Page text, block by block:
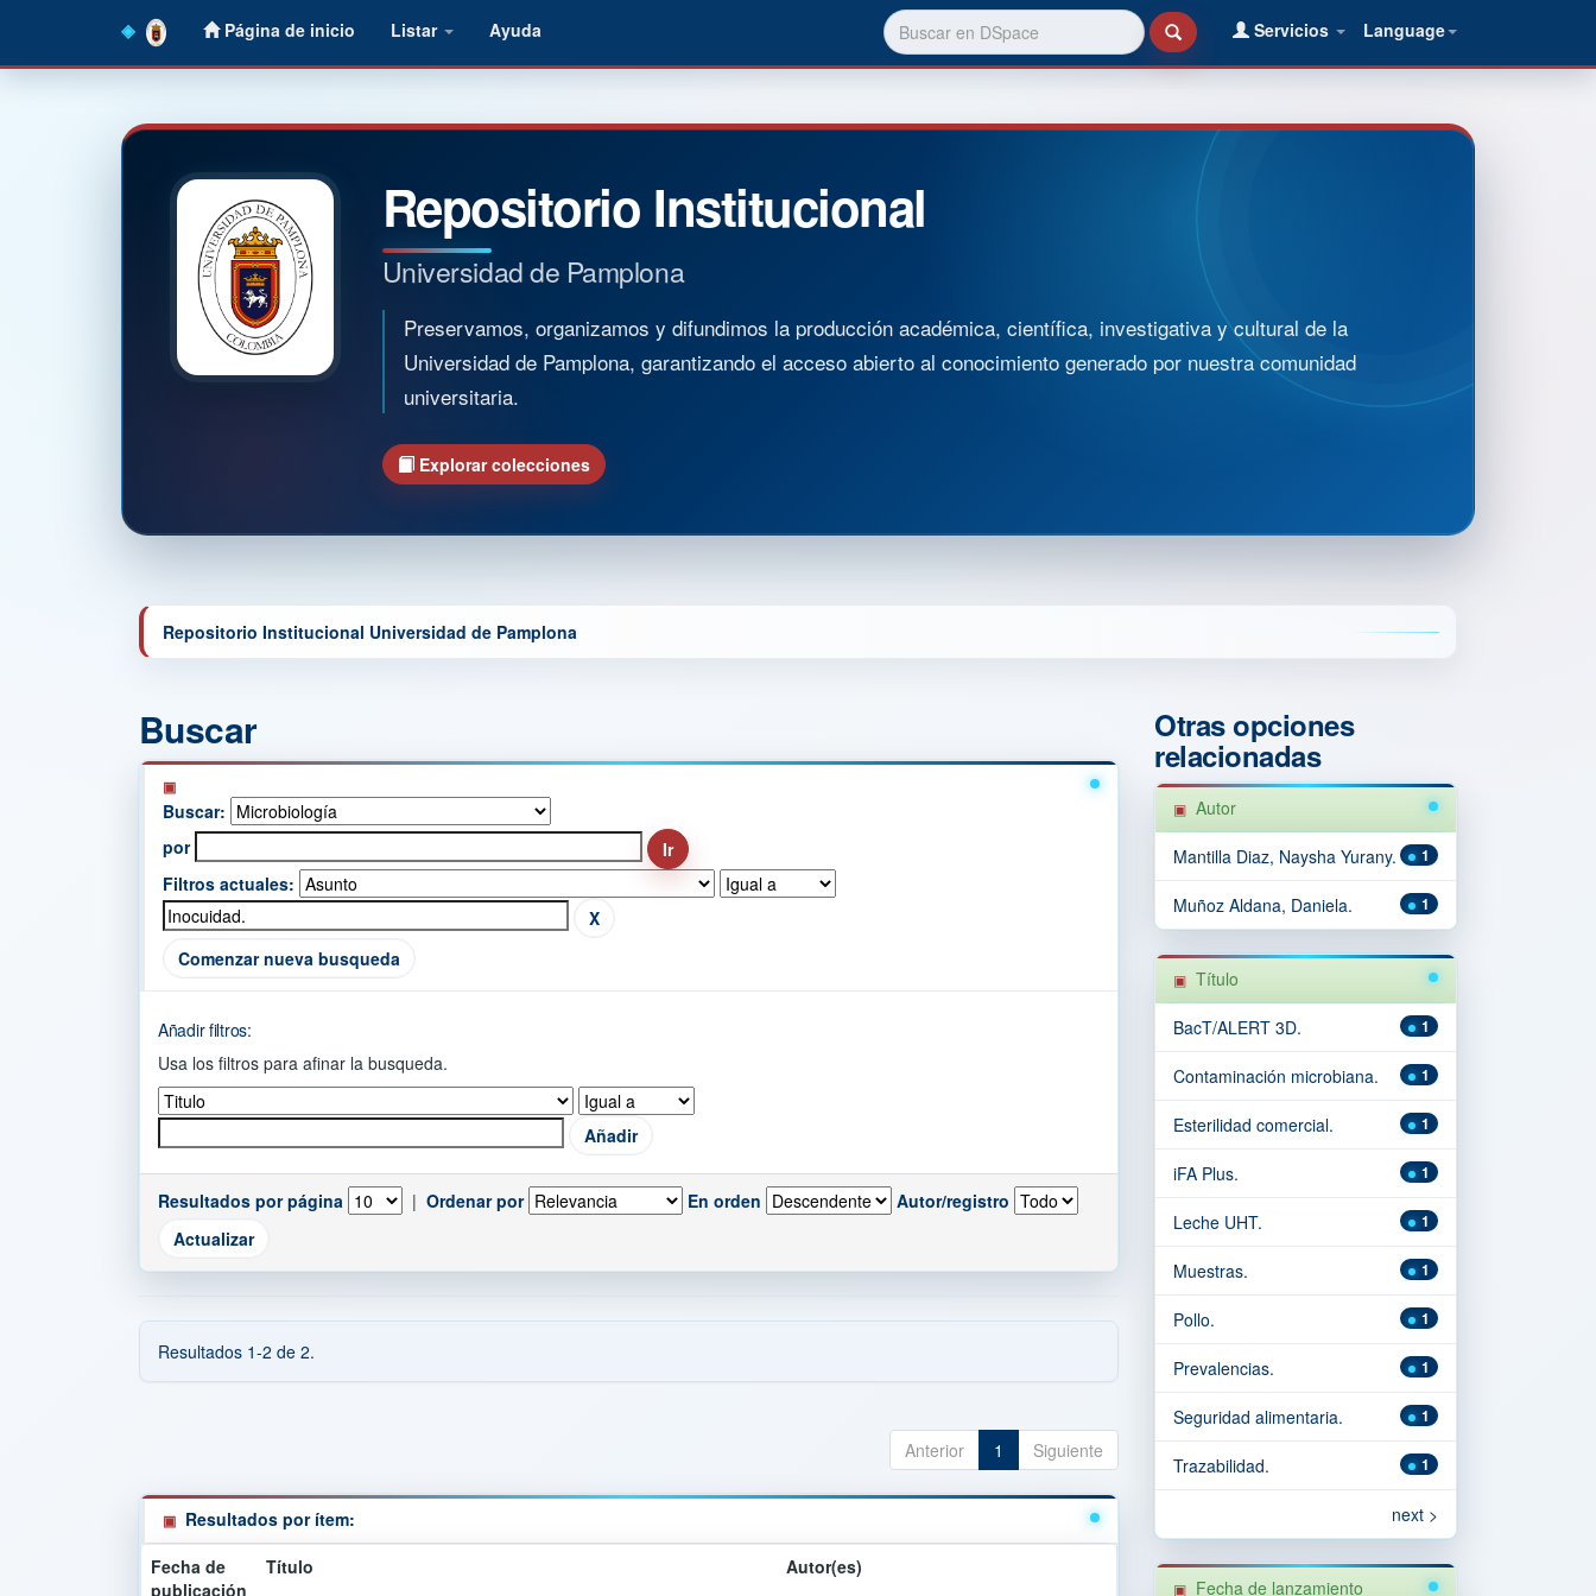
Página de inicio Listar Ayuda Language
Servicios
Repositorio Institucional
Universidad de Pamplona
Preservamos, organizamos y difundimos la producción académica, científica, investigativa y cultural de la
Universidad de Pamplona, garantizando el acceso abierto al conocimiento generado por nuestra comunidad
universitaria.
Explorar colecciones
Repositorio Institucional Universidad de Pamplona
Buscar
Buscar:
por
Filtros actuales:
Comenzar nueva busqueda
Añadir filtros:
Usa los filtros para afinar la busqueda.
Resultados por página | Ordenar por En orden Autor/registro
Resultados 1-2 de 2.
Anterior 1 Siguiente
Resultados por ítem:
Fecha de
publicación
Título Autor(es)
Otras opciones
relacionadas
Autor
1
Mantilla Diaz, Naysha Yurany.
1
Muñoz Aldana, Daniela.
Título
1
BacT/ALERT 3D.
1
Contaminación microbiana.
1
Esterilidad comercial.
1
iFA Plus.
1
Leche UHT.
1
Muestras.
1
Pollo.
1
Prevalencias.
1
Seguridad alimentaria.
1
Trazabilidad.
next >
Fecha de lanzamiento